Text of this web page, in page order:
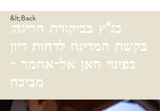
&lt;Back
בג"ץ בביקורת חריגה:
בקשת המדינה לדחות דיון
בפינוי חאן אל-אחמר -
מביכה